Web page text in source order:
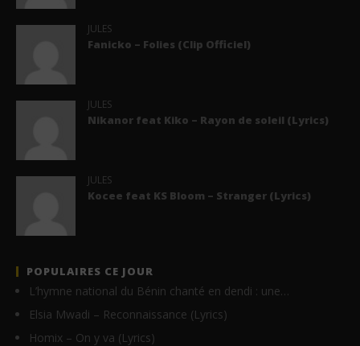
JULES
Fanicko – Folies (Clip Officiel)
JULES
Nikanor feat Kiko – Rayon de soleil (Lyrics)
JULES
Kocee feat KS Bloom – Stranger (Lyrics)
POPULAIRES CE JOUR
L’hymne national du Bénin chanté en dendi : une…
Elsia Mwadi – Reconnaissance (Lyrics)
Homix – On y va (Lyrics)